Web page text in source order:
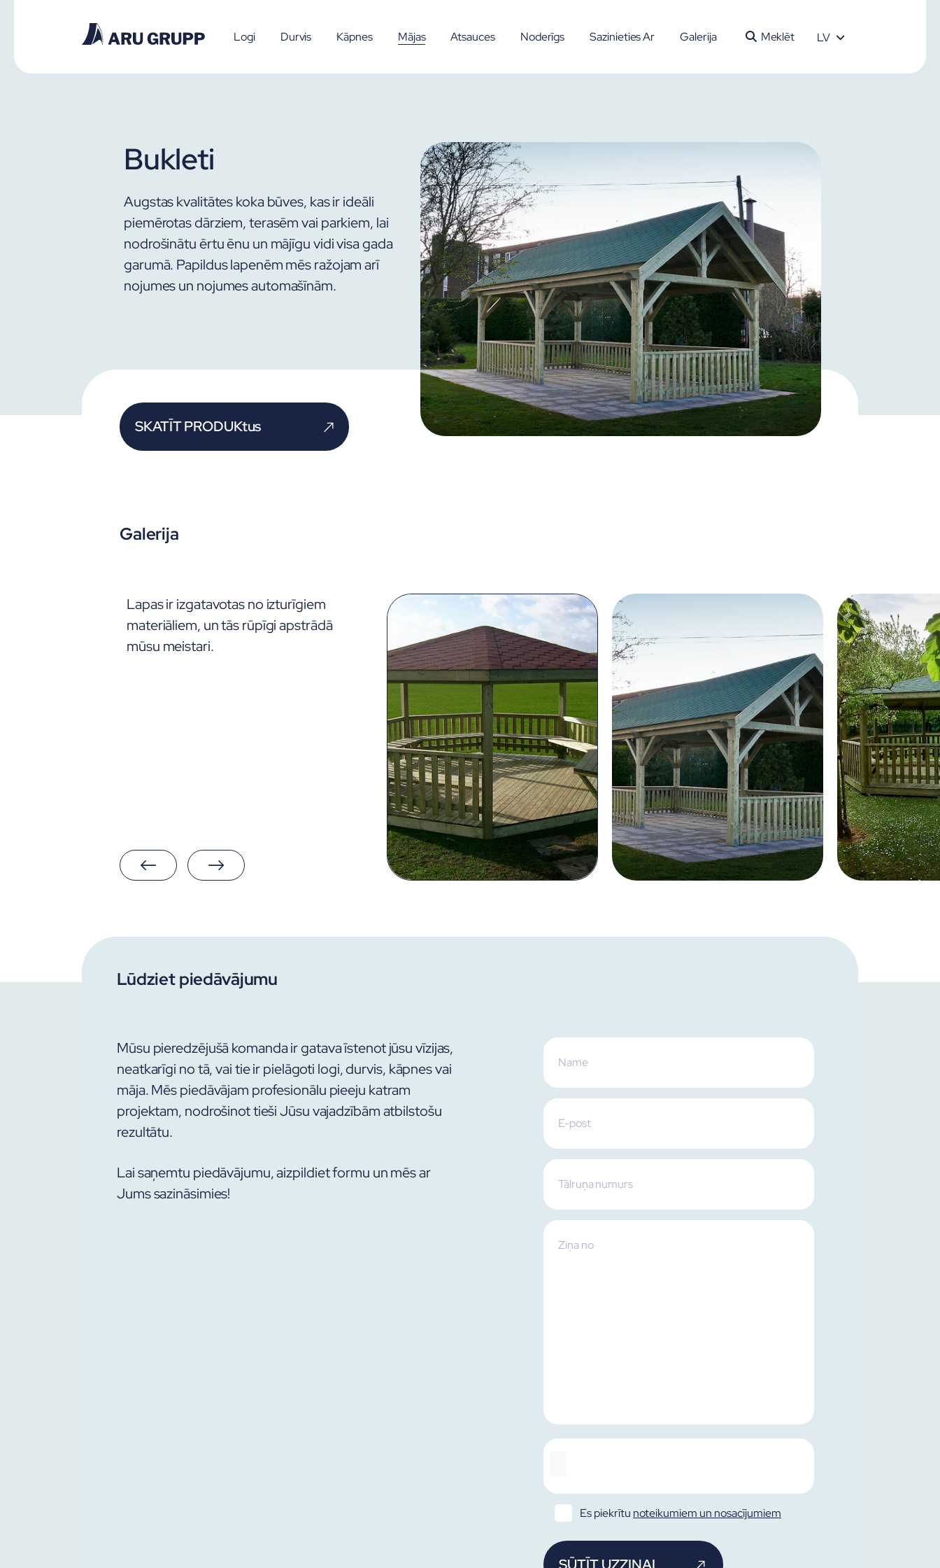
Logi Durvis Kāpnes Mājas Atsauces Noderīgs Sazinieties Ar Galerija Meklēt LV
Bukleti
Augstas kvalitātes koka būves, kas ir ideāli
piemērotas dārziem, terasēm vai parkiem, lai
nodrošinātu ērtu ēnu un mājīgu vidi visa gada
garumā. Papildus lapenēm mēs ražojam arī
nojumes un nojumes automašīnām.
Galerija
SKATĪT PRODUKtus
Lapas ir izgatavotas no izturīgiem
materiāliem, un tās rūpīgi apstrādā
mūsu meistari.
Lapas ir izgatavotas no izturīgiem
materiāliem, un tās rūpīgi apstrādā
mūsu meistari.
Lapas ir izgatavotas no izturīgiem
materiāliem, un tās rūpīgi apstrādā
mūsu meistari.
Lūdziet piedāvājumu
Mūsu pieredzējušā komanda ir gatava īstenot jūsu vīzijas,
neatkarīgi no tā, vai tie ir pielāgoti logi, durvis, kāpnes vai
māja. Mēs piedāvājam profesionālu pieeju katram
projektam, nodrošinot tieši Jūsu vajadzībām atbilstošu
rezultātu.
Lai saņemtu piedāvājumu, aizpildiet formu un mēs ar
Jums sazināsimies!
Es piekrītu noteikumiem un nosacījumiem